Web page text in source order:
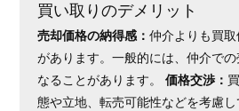
買い取りのデメリット
売却価格の納得感：仲介よりも買
があります。一般的には、仲介で
なることがあります。価格交渉：
態や立地、転売可能性などを考慮し